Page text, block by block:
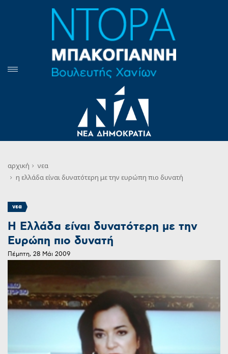
αρχική
νεα
η ελλάδα είναι δυνατότερη με την ευρώπη πιο δυνατή
νεα
Η Ελλάδα είναι δυνατότερη με την
Ευρώπη πιο δυνατή
Πέμπτη, 28 Μάι 2009